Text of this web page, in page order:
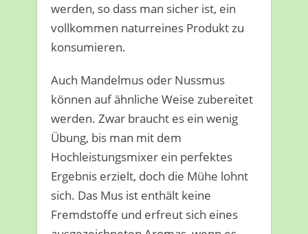
werden, so dass man sicher ist, ein
vollkommen naturreines Produkt zu
konsumieren.
Auch Mandelmus oder Nussmus
können auf ähnliche Weise zubereitet
werden. Zwar braucht es ein wenig
Übung, bis man mit dem
Hochleistungsmixer ein perfektes
Ergebnis erzielt, doch die Mühe lohnt
sich. Das Mus ist enthält keine
Fremdstoffe und erfreut sich eines